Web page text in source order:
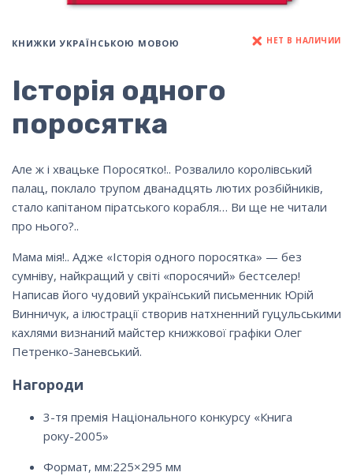
КНИЖКИ УКРАЇНСЬКОЮ МОВОЮ НЕТ В НАЛИЧИИ
Історія одного
поросятка
Але ж і хвацьке Поросятко!.. Розвалило королівський
палац, поклало трупом дванадцять лютих розбійників,
стало капітаном піратського корабля… Ви ще не читали
про нього?..
Мама мія!.. Адже «Історія одного поросятка» — без
сумніву, найкращий у світі «поросячий» бестселер!
Написав його чудовий український письменник Юрій
Винничук, а ілюстрації створив натхненний гуцульськими
кахлями визнаний майстер книжкової графіки Олег
Петренко-Заневський.
Нагороди
3-тя премія Національного конкурсу «Книга
року-2005»
Формат, мм:225×295 мм